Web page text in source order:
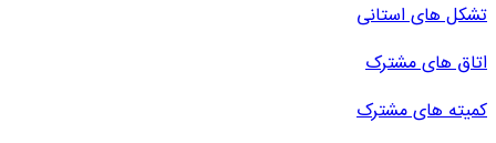
تشکل های استانی
اتاق های مشترک
کمیته های مشترک